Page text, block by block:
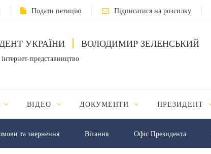
Подати петицію Підписатися на розсилку
УКРАЇНИ ВОЛОДИМИР ЗЕЛЕНСЬКИЙ
представництво
ВІДЕО ДОКУМЕНТИ ПРЕЗИДЕНТ
та звернення Вiтання Офіс Президента